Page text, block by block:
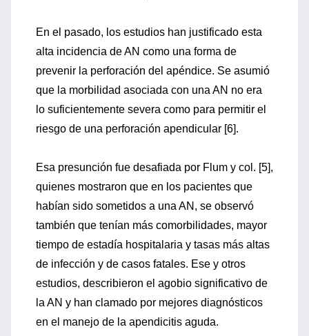
En el pasado, los estudios han justificado esta
alta incidencia de AN como una forma de
prevenir la perforación del apéndice. Se asumió
que la morbilidad asociada con una AN no era
lo suficientemente severa como para permitir el
riesgo de una perforación apendicular [6].
Esa presunción fue desafiada por Flum y col. [5],
quienes mostraron que en los pacientes que
habían sido sometidos a una AN, se observó
también que tenían más comorbilidades, mayor
tiempo de estadía hospitalaria y tasas más altas
de infección y de casos fatales. Ese y otros
estudios, describieron el agobio significativo de
la AN y han clamado por mejores diagnósticos
en el manejo de la apendicitis aguda.